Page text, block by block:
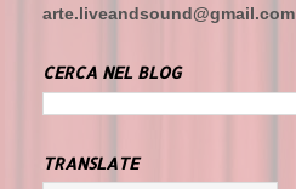
arte.liveandsound@gmail.com
CERCA NEL BLOG
TRANSLATE